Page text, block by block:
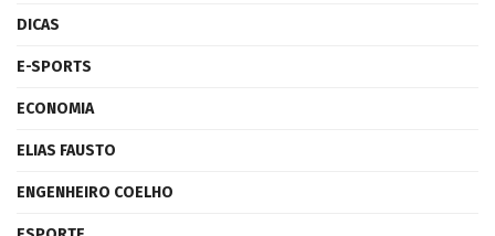
DICAS
E-SPORTS
ECONOMIA
ELIAS FAUSTO
ENGENHEIRO COELHO